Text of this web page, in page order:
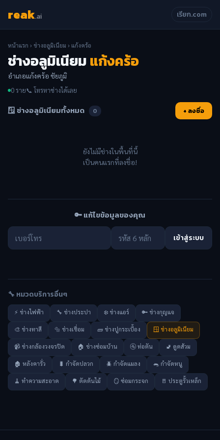
reak.ai เรียก.com
หน้าแรก › ช่างอลูมิเนียม › แก้งคร้อ
ช่างอลูมิเนียมแก้งคร้อ
อำเภอแก้งคร้อ ชัยภูมิ
0 ราย📞 โทรหาช่างได้เลย
🪟 ช่างอลูมิเนียมทั้งหมด 0 + ลงชื่อ
ยังไม่มีช่างในพื้นที่นี้
เป็นคนแรกที่ลงชื่อ!
🔑 แก้ไขข้อมูลของคุณ
เข้าสู่ระบบ
🔧 หมวดบริการอื่นๆ
⚡ ช่างไฟฟ้า 🔧 ช่างประปา ❄️ ช่างแอร์ 🔑 ช่างกุญแจ
🎨 ช่างทาสี 🔩 ช่างเชื่อม 🧱 ช่างปูกระเบื้อง 🪟 ช่างอลูมิเนียม
📹 ช่างกล้องวงจรปิด 🏠 ช่างซ่อมบ้าน 🚰 ท่อตัน 🚽 ดูดส้วม
🏚️ หลังคารั่ว 🐛 กำจัดปลวก 🪲 กำจัดแมลง 🐀 กำจัดหนู
🧹 ทำความสะอาด 🌳 ตัดต้นไม้ 🪞 ซ่อมกระจก 🚪 ประตูรั้วเหล็ก